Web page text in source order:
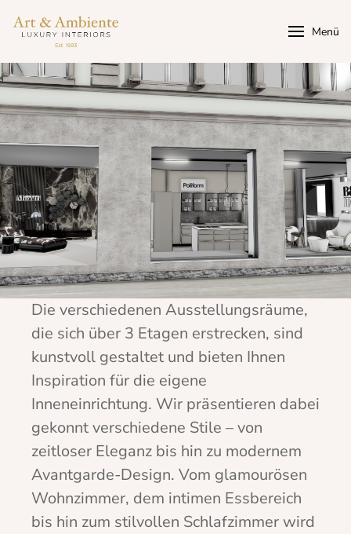
zum
Menü
Die verschiedenen Ausstellungsräume,
die sich über 3 Etagen erstrecken, sind
kunstvoll gestaltet und bieten Ihnen
Inspiration für die eigene
Inneneinrichtung. Wir präsentieren dabei
gekonnt verschiedene Stile – von
zeitloser Eleganz bis hin zu modernem
Avantgarde-Design. Vom glamourösen
Wohnzimmer, dem intimen Essbereich
bis hin zum stilvollen Schlafzimmer wird